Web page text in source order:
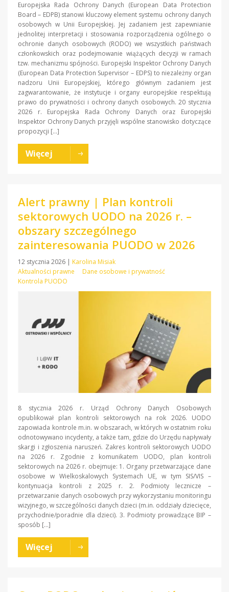
Europejska Rada Ochrony Danych (European Data Protection
Board – EDPB) stanowi kluczowy element systemu ochrony danych
osobowych w Unii Europejskiej. Jej zadaniem jest zapewnianie
jednolitej interpretacji i stosowania rozporządzenia ogólnego o
ochronie danych osobowych (RODO) we wszystkich państwach
członkowskich oraz podejmowanie wiążących decyzji w ramach
tzw. mechanizmu spójności. Europejski Inspektor Ochrony Danych
(European Data Protection Supervisor – EDPS) to niezależny organ
nadzoru Unii Europejskiej, którego głównym zadaniem jest
zagwarantowanie, że instytucje i organy europejskie respektują
prawo do prywatności i ochrony danych osobowych. 20 stycznia
2026 r. Europejska Rada Ochrony Danych oraz Europejski
Inspektor Ochrony Danych przyjęli wspólne stanowisko dotyczące
propozycji […]
Więcej
Alert prawny | Plan kontroli
sektorowych UODO na 2026 r. –
obszary szczególnego
zainteresowania PUODO w 2026
12 stycznia 2026 | Karolina Misiak
Aktualności prawne
Dane osobowe i prywatność
Kontrola PUODO
8 stycznia 2026 r. Urząd Ochrony Danych Osobowych
opublikował plan kontroli sektorowych na rok 2026. UODO
zapowiada kontrole m.in. w obszarach, w których w ostatnim roku
odnotowywano incydenty, a także tam, gdzie do Urzędu napływały
skargi i zgłoszenia naruszeń. Zakres kontroli sektorowych UODO
na 2026 r. Zgodnie z komunikatem UODO, plan kontroli
sektorowych na 2026 r. obejmuje: 1. Organy przetwarzające dane
osobowe w Wielkoskalowych Systemach UE, w tym SIS/VIS –
kontynuacja kontroli z 2025 r. 2. Podmioty lecznicze –
przetwarzanie danych osobowych przy wykorzystaniu monitoringu
wizyjnego, w szczególności danych dzieci (m.in. oddziały dziecięce,
przychodnie/poradnie dla dzieci). 3. Podmioty prowadzące BIP –
sposób […]
Więcej